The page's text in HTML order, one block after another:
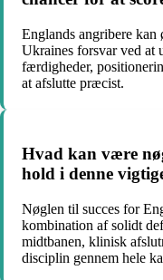
Englands angribere kan
Ukraines forsvar ved at
færdigheder,
at afslutte præcist.
Hvad kan være
hold i denne
Nøglen til succes for
kombination af solidt
midtbanen, klinisk
disciplin gennem hele